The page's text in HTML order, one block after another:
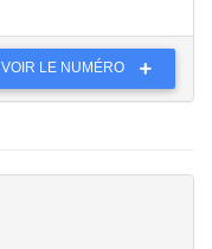
VOIR LE NUMÉRO